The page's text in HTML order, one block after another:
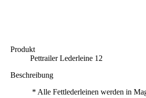
Produkt
Pettrailer Lederleine 12
Beschreibung
* Alle Fettlederleinen werden in